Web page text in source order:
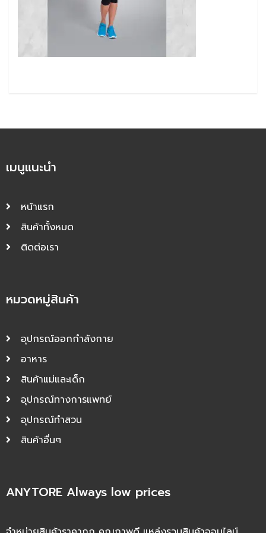
เมนูแนะนำ
หน้าแรก
สินค้าทั้งหมด
ติดต่อเรา
หมวดหมู่สินค้า
อุปกรณ์ออกกำลังกาย
อาหาร
สินค้าแม่และเด็ก
อุปกรณ์ทางการแพทย์
อุปกรณ์ทำสวน
สินค้าอื่นๆ
ANYTORE Always low prices